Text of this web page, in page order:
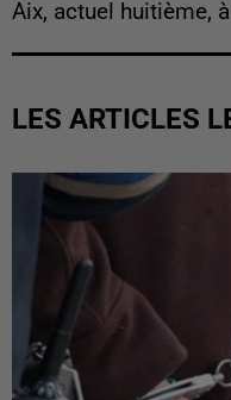
Aix, actuel huitième,
LES ARTICLES